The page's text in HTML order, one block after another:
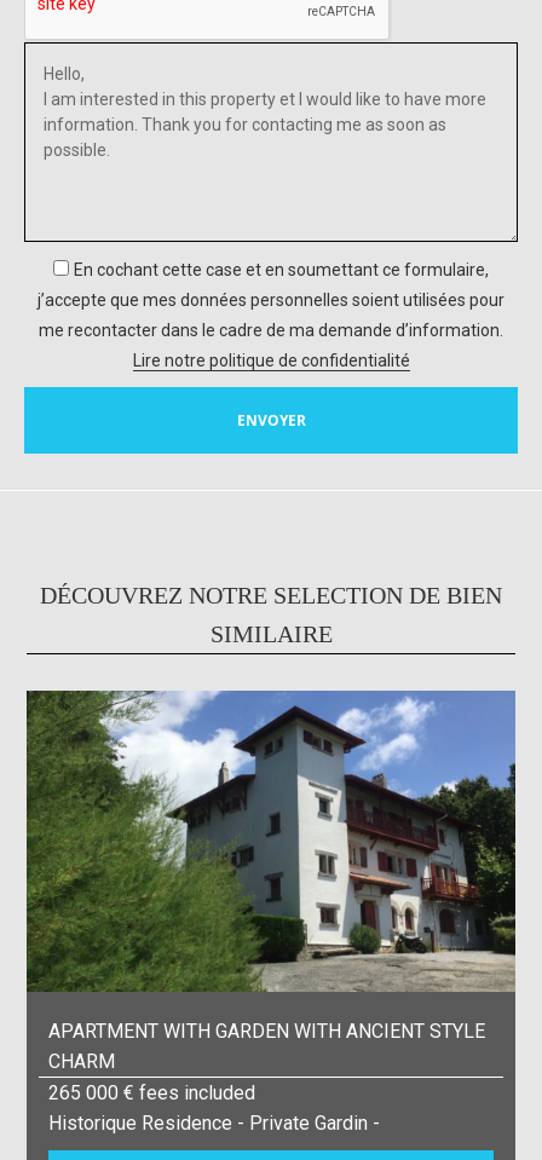
En cochant cette case et en soumettant ce formulaire,
j’accepte que mes données personnelles soient utilisées pour
me recontacter dans le cadre de ma demande d’information.
Lire notre politique de confidentialité
DÉCOUVREZ NOTRE SELECTION DE BIEN
SIMILAIRE
APARTMENT WITH GARDEN WITH ANCIENT STYLE
CHARM
265 000 € fees included
Historique Residence - Private Gardin -